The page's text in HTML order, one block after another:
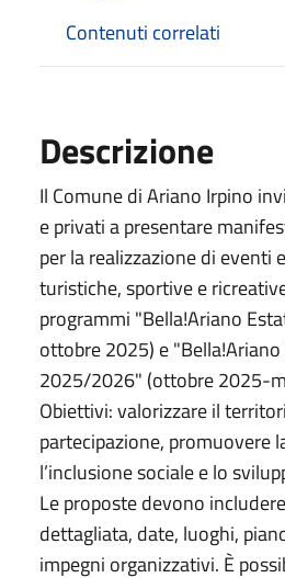
Contenuti correlati
Descrizione
Il Comune di Ariano Irpino
e privati a presentare
per la realizzazione di eventi
turistiche, sportive e
programmi "Bella!Ariano
ottobre 2025) e
2025/2026" (ottobre 2025-
Obiettivi: valorizzare il
partecipazione, promuovere
l’inclusione sociale e lo
Le proposte devono
dettagliata, date, luoghi,
impegni organizzativi. È